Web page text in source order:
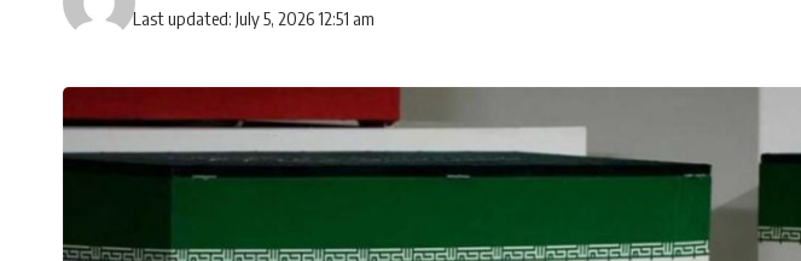
Last updated: July 5, 2026 12:51 am